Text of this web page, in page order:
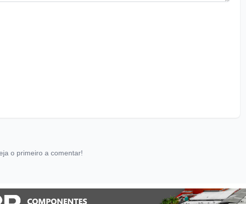
o primeiro a comentar!